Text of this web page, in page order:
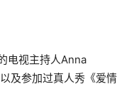
电视主持人Anna
及参加过真人秀《爱情